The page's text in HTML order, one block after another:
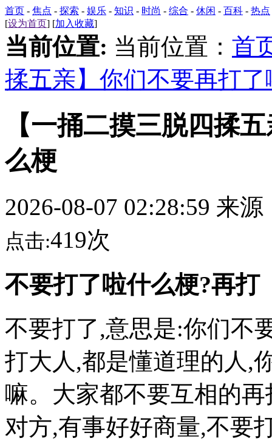
首页 - 焦点 - 探索 - 娱乐 - 知识 - 时尚 - 综合 - 休闲 - 百科 - 热点
[设为首页] [加入收藏]
当前位置: 当前位置： 首
揉五亲】你们不要再打
【一捅二摸三脱四揉
么梗
2026-08-07 02:28:59 来源
点击:419次
不要打了啦什么梗?再打
不要打了,意思是:你们不
打大人,都是懂道理的人,
嘛。大家都不要互相的再
对方,有事好好商量,不要